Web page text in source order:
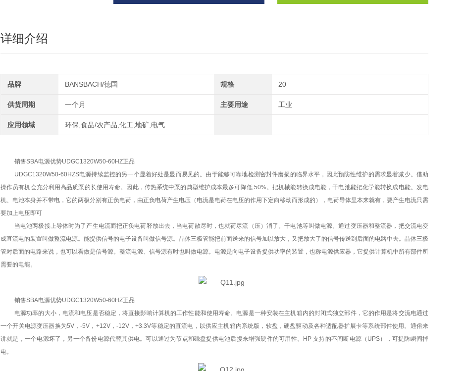
详细介绍
品牌 BANSBACH/德国 规格 20
供货周期 一个月 主要用途 工业
应用领域 环保,食品/农产品,化工,地矿,电气
销售SBA电源优势UDGC1320W50-60HZ正品
UDGC1320W50-60HZS电源持续监控的另一个显着好处是显而易见的。由于能够可靠地检测密封件磨损的临界水平，因此预防性维护的需求显着减少。借助
操作员有机会充分利用高品质泵的长使用寿命。因此，传热系统中泵的典型维护成本最多可降低 50%。把机械能转换成电能，干电池能把化学能转换成电能。发电
机、电池本身并不带电，它的两极分别有正负电荷，由正负电荷产生电压（电流是电荷在电压的作用下定向移动而形成的），电荷导体里本来就有，要产生电流只需
要加上电压即可
当电池两极接上导体时为了产生电流而把正负电荷释放出去，当电荷散尽时，也就荷尽流（压）消了。干电池等叫做电源。通过变压器和整流器，把交流电变
成直流电的装置叫做整流电源。能提供信号的电子设备叫做信号源。晶体三极管能把前面送来的信号加以放大，又把放大了的信号传送到后面的电路中去。晶体三极
管对后面的电路来说，也可以看做是信号源。整流电源、信号源有时也叫做电源。电源是向电子设备提供功率的装置，也称电源供应器，它提供计算机中所有部件所
需要的电能。
销售SBA电源优势UDGC1320W50-60HZ正品
电源功率的大小，电流和电压是否稳定，将直接影响计算机的工作性能和使用寿命。电源是一种安装在主机箱内的封闭式独立部件，它的作用是将交流电通过
一个开关电源变压器换为5V，-5V，+12V，-12V，+3.3V等稳定的直流电，以供应主机箱内系统版，软盘，硬盘驱动及各种适配器扩展卡等系统部件使用。通俗来
讲就是，一个电源坏了，另一个备份电源代替其供电。可以通过为节点和磁盘提供电池后援来增强硬件的可用性。HP 支持的不间断电源（UPS），可提防瞬间掉
电。